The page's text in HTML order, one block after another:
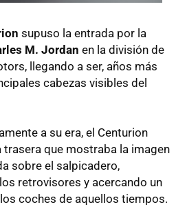
supuso la entrada por la
M. Jordan en la división de
llegando a ser, años más
cabezas visibles del
a su era, el Centurion
trasera que mostraba la imagen
sobre el salpicadero,
retrovisores y acercando un
coches de aquellos tiempos.